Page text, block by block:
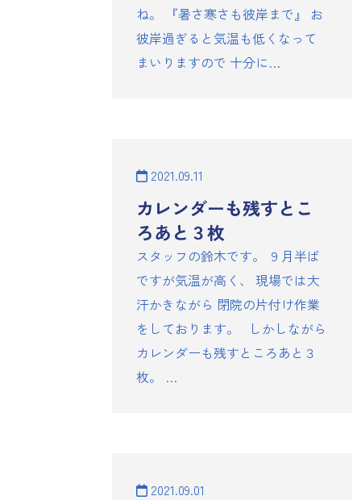
ね。 『暑さ寒さも彼岸まで』 お
彼岸過ぎると気温も低くなって
まいりますので 十分に…
2021.09.11
カレンダーも残すとこ
ろあと３枚
スタッフの鈴木です。 ９月半ば
ですが気温が高く、 現場では大
汗かきながら 閉院の片付け作業
をしております。 しかしながら
カレンダーも残すところあと３
枚。 …
2021.09.01